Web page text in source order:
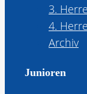
3.
4.
Archiv
Junioren